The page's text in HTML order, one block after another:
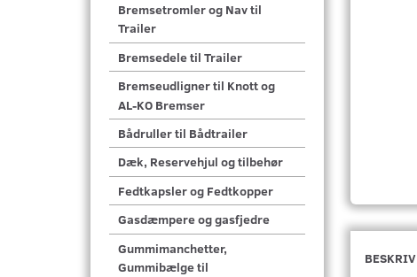
Bremsetromler og Nav til
Trailer
Bremsedele til Trailer
Bremseudligner til Knott og
AL-KO Bremser
Bådruller til Bådtrailer
Dæk, Reservehjul og tilbehør
Fedtkapsler og Fedtkopper
Gasdæmpere og gasfjedre
Gummimanchetter,
Gummibælge til